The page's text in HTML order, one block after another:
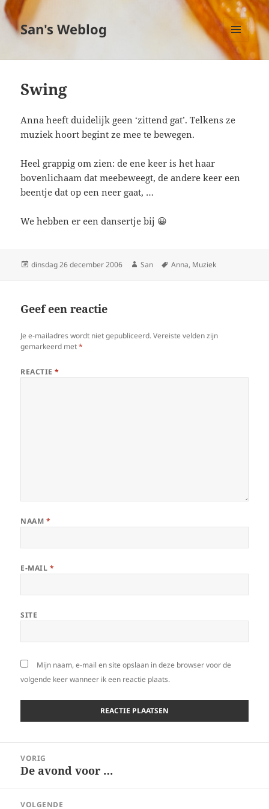
San's Weblog
MENU
EN
Swing
Anna heeft duidelijk geen ‘zittend gat’. Telkens ze
muziek hoort begint ze mee te bewegen.
Heel grappig om zien: de ene keer is het haar
bovenlichaam dat meebeweegt, de andere keer een
beentje dat op een neer gaat, …
We hebben er een dansertje bij 😀
Geplaatst
dinsdag 26 december 2006 Auteur
San Tags
Anna, Muziek
Geef een reactie
Je e-mailadres wordt niet gepubliceerd. Vereiste velden zijn
gemarkeerd met*
REACTIE*
NAAM *
E-MAIL *
SITE
Mijn naam, e-mail en site opslaan in deze browser voor de
volgende keer wanneer ik een reactie plaats.
navigatie
VORIG
Vorig
De avond voor …
VOLGENDE